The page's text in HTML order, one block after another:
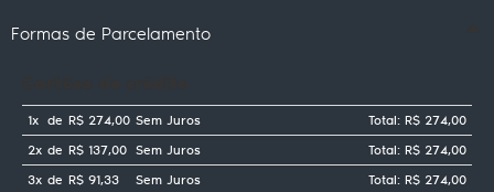
Formas de Parcelamento
1x de R$ 274,00 Sem Juros
Total: R$ 274,00
2x de R$ 137,00 Sem Juros
Total: R$ 274,00
3x de R$ 91,33 Sem Juros
Total: R$ 274,00